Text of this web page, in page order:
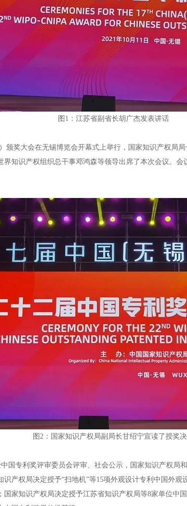
图1：江苏省副省长胡广杰发表讲话
大会在无锡博览会开幕式上举行，国家知识产权局局
知识产权组织总干事邓鸿森等领导出席了本次会议。
图2：国家知识产权局副局长甘绍宁宣读了授奖
利奖评审委员会评审、社会公示，国家知识产权局和
产权局决定授予“扫地机”等15项外观设计专利中国外
家知识产权局决定授予江苏省知识产权局等8家单位中